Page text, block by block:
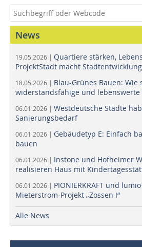
News
19.05.2026 | Quartiere stärken,
ProjektStadt macht
18.05.2026 | Blau-Grünes Bauen: Wie
widerstandsfähige und lebenswerte
06.01.2026 | Westdeutsche Städte
Sanierungsbedarf
06.01.2026 | Gebäudetyp E: Einfach
bauen
06.01.2026 | Instone und Hofheimer
realisieren Haus mit
06.01.2026 | PIONIERKRAFT und
Mieterstrom-Projekt „Zossen I“
Alle News